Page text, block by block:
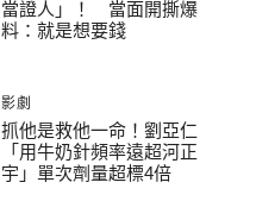
當證人」！ 當面開撕爆
料：就是想要錢
影劇
抓他是救他一命！劉亞仁
「用牛奶針頻率遠超河正
宇」單次劑量超標4倍